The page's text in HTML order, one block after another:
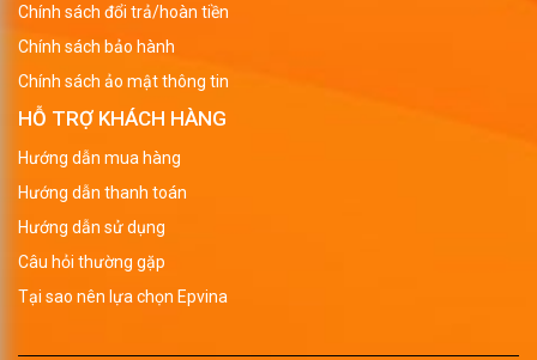
Chính sách đổi trả/hoàn tiền
Chính sách bảo hành
Chính sách ảo mật thông tin
HỖ TRỢ KHÁCH HÀNG
Hướng dẫn mua hàng
Hướng dẫn thanh toán
Hướng dẫn sử dụng
Câu hỏi thường gặp
Tại sao nên lựa chọn Epvina